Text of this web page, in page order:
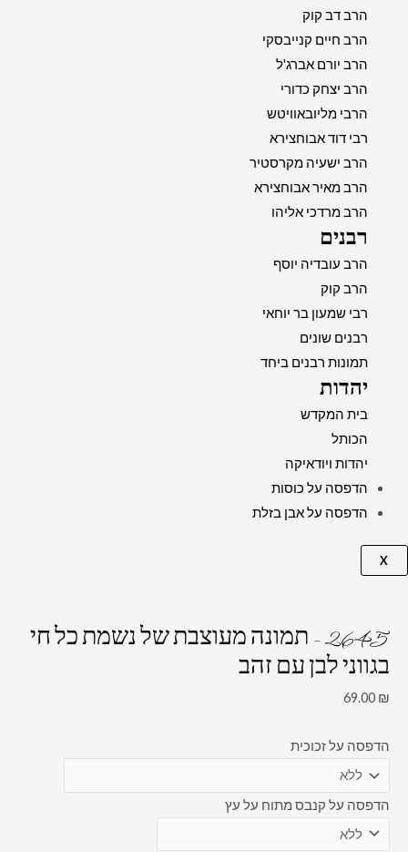
הרב דב קוק
הרב חיים קנייבסקי
הרב יורם אברג'ל
הרב יצחק כדורי
הרבי מליובאוויטש
רבי דוד אבוחצירא
הרב ישעיה מקרסטיר
הרב מאיר אבוחצירא
הרב מרדכי אליהו
רבנים
הרב עובדיה יוסף
הרב קוק
רבי שמעון בר יוחאי
רבנים שונים
תמונות רבנים ביחד
יהדות
בית המקדש
הכותל
יהדות ויודאיקה
הדפסה על כוסות
הדפסה על אבן בזלת
X
2645 – תמונה מעוצבת של נשמת כל חי
בגווני לבן עם זהב
69.00 ₪
הדפסה על זכוכית
הדפסה על קנבס מתוח על עץ